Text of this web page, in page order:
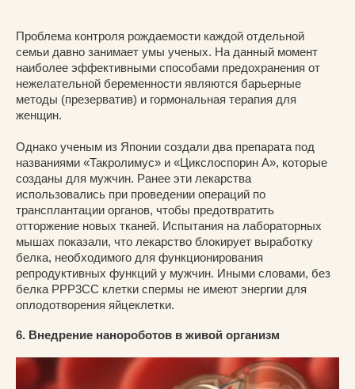
Проблема контроля рождаемости каждой отдельной
семьи давно занимает умы ученых. На данный момент
наиболее эффективными способами предохранения от
нежелательной беременности являются барьерные
методы (презерватив) и гормональная терапия для
женщин.
Однако ученым из Японии создали два препарата под
названиями «Такролимус» и «Цикслоспорин А», которые
созданы для мужчин. Ранее эти лекарства
использовались при проведении операций по
трансплантации органов, чтобы предотвратить
отторжение новых тканей. Испытания на лабораторных
мышах показали, что лекарство блокирует выработку
белка, необходимого для функционирования
репродуктивных функций у мужчин. Иными словами, без
белка PPP3CC клетки спермы не имеют энергии для
оплодотворения яйцеклетки.
6. Внедрение нанороботов в живой организм